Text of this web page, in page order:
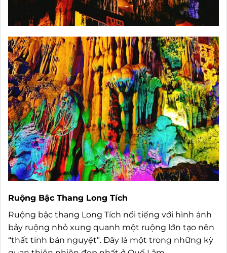
Ruộng Bậc Thang Long Tích
Ruộng bậc thang Long Tích nổi tiếng với hình ảnh
bảy ruộng nhỏ xung quanh một ruộng lớn tạo nên
“thất tinh bán nguyệt”. Đây là một trong những kỳ